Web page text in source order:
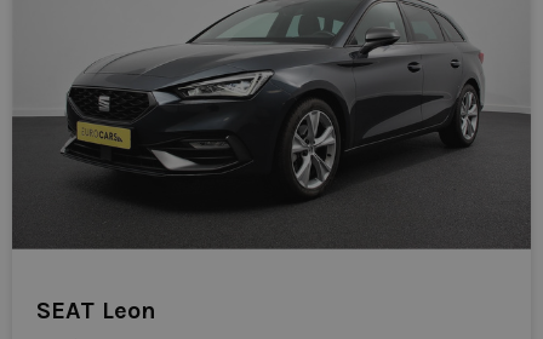
keyless start
Koplampverlichting led Plus
Lane Assist
LED achterlichten
Lederen MF Stuurwiel + Schakelflippers
lederen stuurwiel en versnellingspook
SEAT Leon